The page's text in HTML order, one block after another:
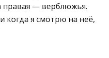
— верблюжья.
я смотрю на неё,